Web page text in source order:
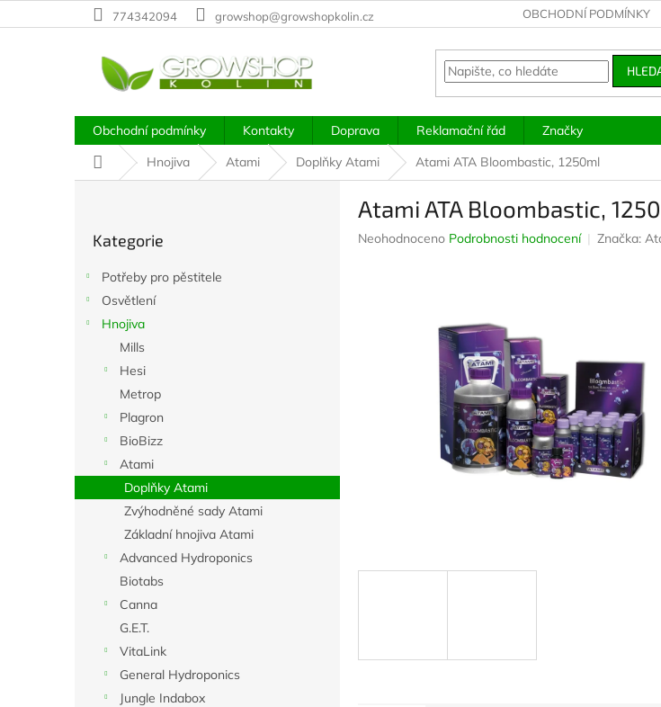
na
774342094 growshop@growshopkolin.cz OBCHODNÍ PODMÍNKY
Obchodní podmínky Kontakty Doprava Reklamační řád
Značky
Domů
Hnojiva Atami Doplňky Atami Atami ATA Bloombastic, 1250ml
kategorie
Kategorie
Potřeby pro pěstitele
Osvětlení
Hnojiva
Mills
Hesi
Metrop
Plagron
BioBizz
Atami
Doplňky Atami
Zvýhodněné sady Atami
Základní hnojiva Atami
Advanced Hydroponics
Biotabs
Canna
G.E.T.
VitaLink
General Hydroponics
Jungle Indabox
Atami ATA Bloombastic,
Průměrné
Neohodnoceno Podrobnosti hodnocení Značka: